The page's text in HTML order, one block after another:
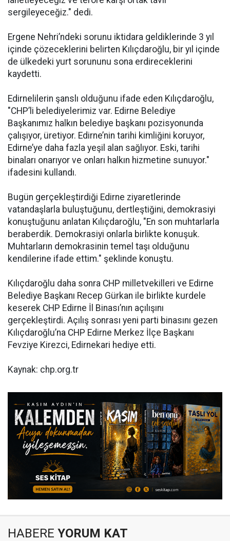
sergileyeceğiz." dedi.
Ergene Nehri’ndeki sorunu iktidara geldiklerinde 3 yıl
içinde çözeceklerini belirten Kılıçdaroğlu, bir yıl içinde
de ülkedeki yurt sorununu sona erdireceklerini
kaydetti.
Edirnelilerin şanslı olduğunu ifade eden Kılıçdaroğlu,
"CHP’li belediyelerimiz var. Edirne Belediye
Başkanımız halkın belediye başkanı pozisyonunda
çalışıyor, üretiyor. Edirne’nin tarihi kimliğini koruyor,
Edirne’ye daha fazla yeşil alan sağlıyor. Eski, tarihi
binaları onarıyor ve onları halkın hizmetine sunuyor."
ifadesini kullandı.
Bugün gerçekleştirdiği Edirne ziyaretlerinde
vatandaşlarla buluştuğunu, dertleştiğini, demokrasiyi
konuştuğunu anlatan Kılıçdaroğlu, "En son muhtarlarla
beraberdik. Demokrasiyi onlarla birlikte konuşuk.
Muhtarların demokrasinin temel taşı olduğunu
kendilerine ifade ettim." şeklinde konuştu.
Kılıçdaroğlu daha sonra CHP milletvekilleri ve Edirne
Belediye Başkanı Recep Gürkan ile birlikte kurdele
keserek CHP Edirne İl Binası’nın açılışını
gerçekleştirdi. Açılış sonrası yeni parti binasını gezen
Kılıçdaroğlu’na CHP Edirne Merkez İlçe Başkanı
Fevziye Kirezci, Edirnekari hediye etti.
Kaynak: chp.org.tr
HABERE YORUM KAT